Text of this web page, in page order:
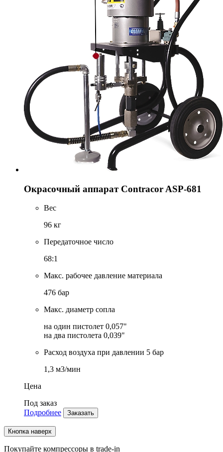
Окрасочный аппарат Contracor ASP-681
Вес
96 кг
Передаточное число
68:1
Макс. рабочее давление материала
476 бар
Макс. диаметр сопла
на один пистолет 0,057"
на два пистолета 0,039"
Расход воздуха при давлении 5 бар
1,3 м3/мин
Цена
Под заказ
Подробнее
Заказать
Кнопка наверх
Покупайте компрессоры в trade-in